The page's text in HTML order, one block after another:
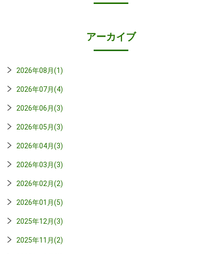
アーカイブ
2026年08月(1)
2026年07月(4)
2026年06月(3)
2026年05月(3)
2026年04月(3)
2026年03月(3)
2026年02月(2)
2026年01月(5)
2025年12月(3)
2025年11月(2)